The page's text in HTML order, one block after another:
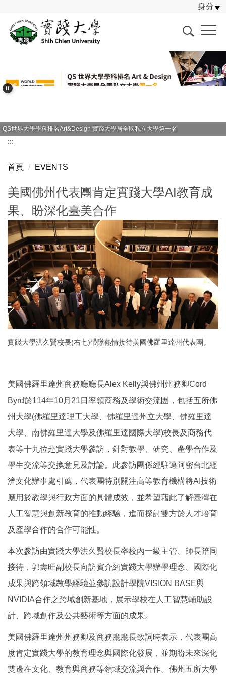
主
區
身分
賀音樂學系114學年度全國學生音樂比賽木管五重奏大專團體組特優
:::
首頁 EVENTS
美國佛州代表團肯定實踐大學AI教育成
果、盼深化臺美合作
實踐大學洪久賢校長(右七)帶隊熱情接待美國佛羅里達州代表團。
美國佛羅里達州商務廳廳長Alex Kelly與佛州州務卿Cord
Byrd於114年10月21日率領商務及學術交流團，包括五所佛
州大學(佛羅里達理工大學、佛羅里達州立大學、佛羅里達
大學、南佛羅里達大學及佛羅里達國際大學)校長及商務代
表等十九位赴實踐大學參訪，針對教學、研究、產學合作及
學生交流等交換意見及討論。此參訪團係經駐邁阿密台北經
濟文化辦事處引薦，代表團特別關注高等教育機構將AI技術
應用於教學與行政方面的具體成效，並希望藉此了解臺灣在
人工智慧與創新教育的推動經驗，進而探討雙方於人才培育
及產學合作的合作可能性。
本次參訪由實踐大學洪久賢校長率校內一級主管、師長陪同
接待，郭壽旺副校長向訪賓介紹實踐大學辦學理念、國際化
成果與跨領域教學經驗並參訪設計學院VISION BASE與
NVIDIA合作之跨域創新基地，展示學校在人工智慧輔助設
計、跨域創作及公共藝術等方面的成果。
美國佛羅里達州州務卿及商務廳廳長致詞時表示，代表團高
度肯定實踐大學的教育理念與國際化發展，並期盼未來深化
雙邊在文化、教育與商務等領域交流與合作。佛州五所大學